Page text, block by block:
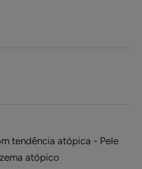
tendência atópica - Pele
atópico